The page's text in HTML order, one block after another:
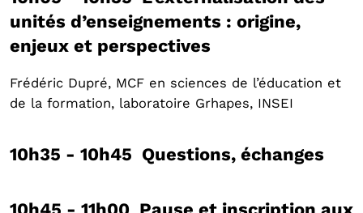
unités d’enseignements : origine,
enjeux et perspectives
Frédéric Dupré, MCF en sciences de l’éducation et
de la formation, laboratoire Grhapes, INSEI
10h35 - 10h45 Questions, échanges